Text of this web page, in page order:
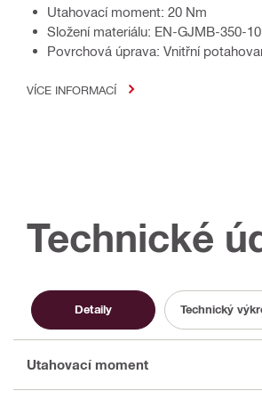
Utahovací moment: 20 Nm
Složení materiálu: EN-GJMB-350-
Povrchová úprava: Vnitřní
VÍCE INFORMACÍ
Technické
Detaily Technický
Utahovací moment